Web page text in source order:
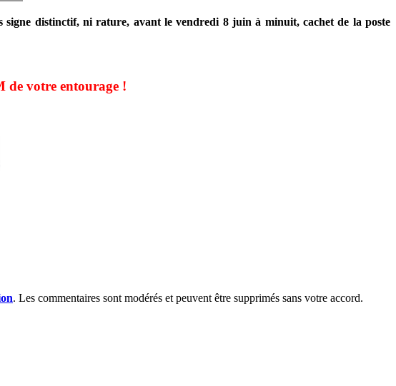
distinctif, ni rature, avant le vendredi 8 juin à minuit, cachet de la poste
de votre entourage !
. Les commentaires sont modérés et peuvent être supprimés sans votre accord.